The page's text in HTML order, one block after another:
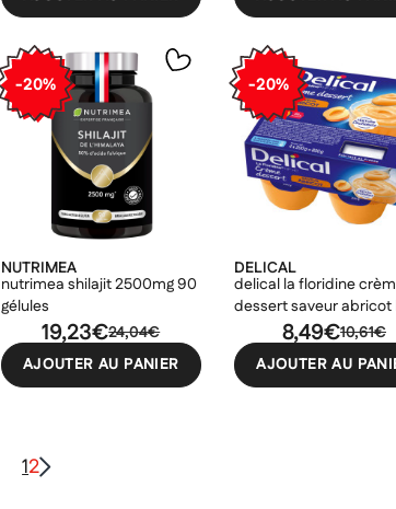
-20%
NUTRIMEA
nutrimea shilajit 2500mg 90
gélules
24,04€
19,23€
AJOUTER AU PANIER
-20%
DELICAL
delical la floridine
dessert saveur abricot
4x200gr
10,61€
8,49€
AJOUTER AU
12